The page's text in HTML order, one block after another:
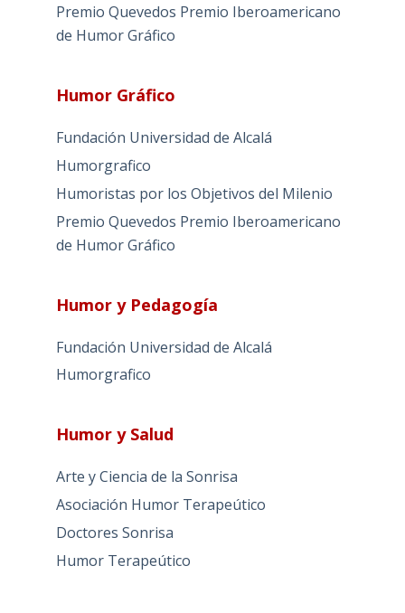
Premio Quevedos Premio Iberoamericano
de Humor Gráfico
Humor Gráfico
Fundación Universidad de Alcalá
Humorgrafico
Humoristas por los Objetivos del Milenio
Premio Quevedos Premio Iberoamericano
de Humor Gráfico
Humor y Pedagogía
Fundación Universidad de Alcalá
Humorgrafico
Humor y Salud
Arte y Ciencia de la Sonrisa
Asociación Humor Terapeútico
Doctores Sonrisa
Humor Terapeútico